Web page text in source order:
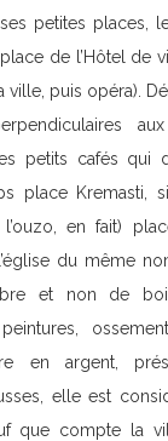
petites places,
de l’Hôtel de
ville, puis opéra).
petits cafés qui
place Kremasti,
en fait)
du même
et non de
en argent,
elle est
que compte la